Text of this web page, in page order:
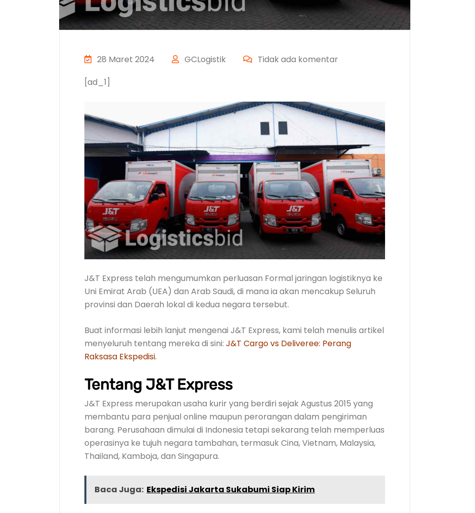
28 Maret 2024 GCLogistik
Tidak ada komentar
[ad_1]
J&T Express telah mengumumkan perluasan Formal jaringan logistiknya ke
Uni Emirat Arab (UEA) dan Arab Saudi, di mana ia akan mencakup Seluruh
provinsi dan Daerah lokal di kedua negara tersebut.
Buat informasi lebih lanjut mengenai J&T Express, kami telah menulis artikel
menyeluruh tentang mereka di sini: J&T Cargo vs Deliveree: Perang
Raksasa Ekspedisi.
Tentang J&T Express
J&T Express merupakan usaha kurir yang berdiri sejak Agustus 2015 yang
membantu para penjual online maupun perorangan dalam pengiriman
barang. Perusahaan dimulai di Indonesia tetapi sekarang telah memperluas
operasinya ke tujuh negara tambahan, termasuk Cina, Vietnam, Malaysia,
Thailand, Kamboja, dan Singapura.
Baca Juga: Ekspedisi Jakarta Sukabumi Siap Kirim